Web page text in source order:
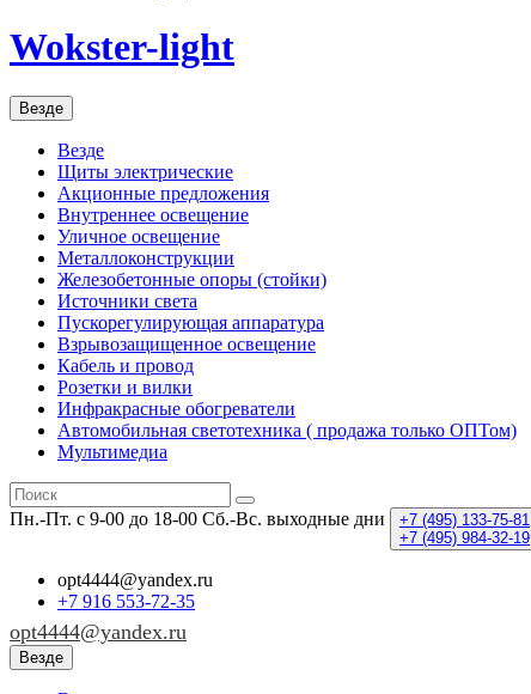
Wokster-light
Везде
Везде
Щиты электрические
Акционные предложения
Внутреннее освещение
Уличное освещение
Металлоконструкции
Железобетонные опоры (стойки)
Источники света
Пускорегулирующая аппаратура
Взрывозащищенное освещение
Кабель и провод
Розетки и вилки
Инфракрасные обогреватели
Автомобильная светотехника ( продажа только ОПТом)
Мультимедиа
Пн.-Пт. с 9-00 до 18-00 Сб.-Вс. выходные дни +7 (495) 133-75-81
+7 (495) 984-32-19
opt4444@yandex.ru
+7 916 553-72-35
opt4444@yandex.ru
Везде